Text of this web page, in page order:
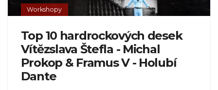
Workshopy
Top 10 hardrockových desek
Vítězslava Štefla - Michal
Prokop & Framus V - Holubí
Dante